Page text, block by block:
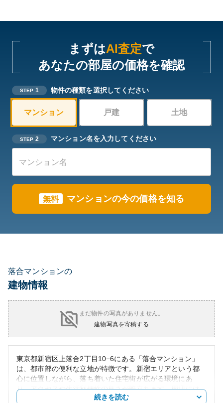
まずはAI査定で
あなたの部屋の価格を確認
STEP 1 物件の種類を選択してください
マンション 戸建 土地
STEP 2 マンション名を入力してください
無料 マンションの今の価格を知る
落合マンションの
建物情報
まだ物件の写真がありません。
建物写真を寄稿する
東京都新宿区上落合2丁目10−6にある「落合マンション」
は、都市部の便利な立地が特徴です。新宿エリアという都
心に位置しながら、落ち着いた住宅街が広がる環境にあ
り、アクセスや生活利便性の良さが際立ちます。周辺には
スーパー、コンビニ、飲食店が点在し、生活する上で必要
続きを読む